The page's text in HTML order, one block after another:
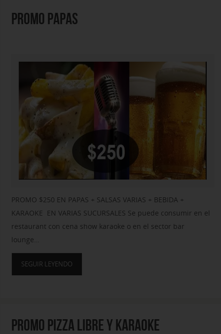
PROMO PAPAS
PROMO $250 EN PAPAS + SALSAS VARIAS + BEBIDA +
KARAOKE EN VARIAS SUCURSALES Se puede consumir en el
restaurant con cena show karaoke o en el sector bar
lounge…
SEGUIR LEYENDO
PROMO PIZZA LIBRE Y KARAOKE